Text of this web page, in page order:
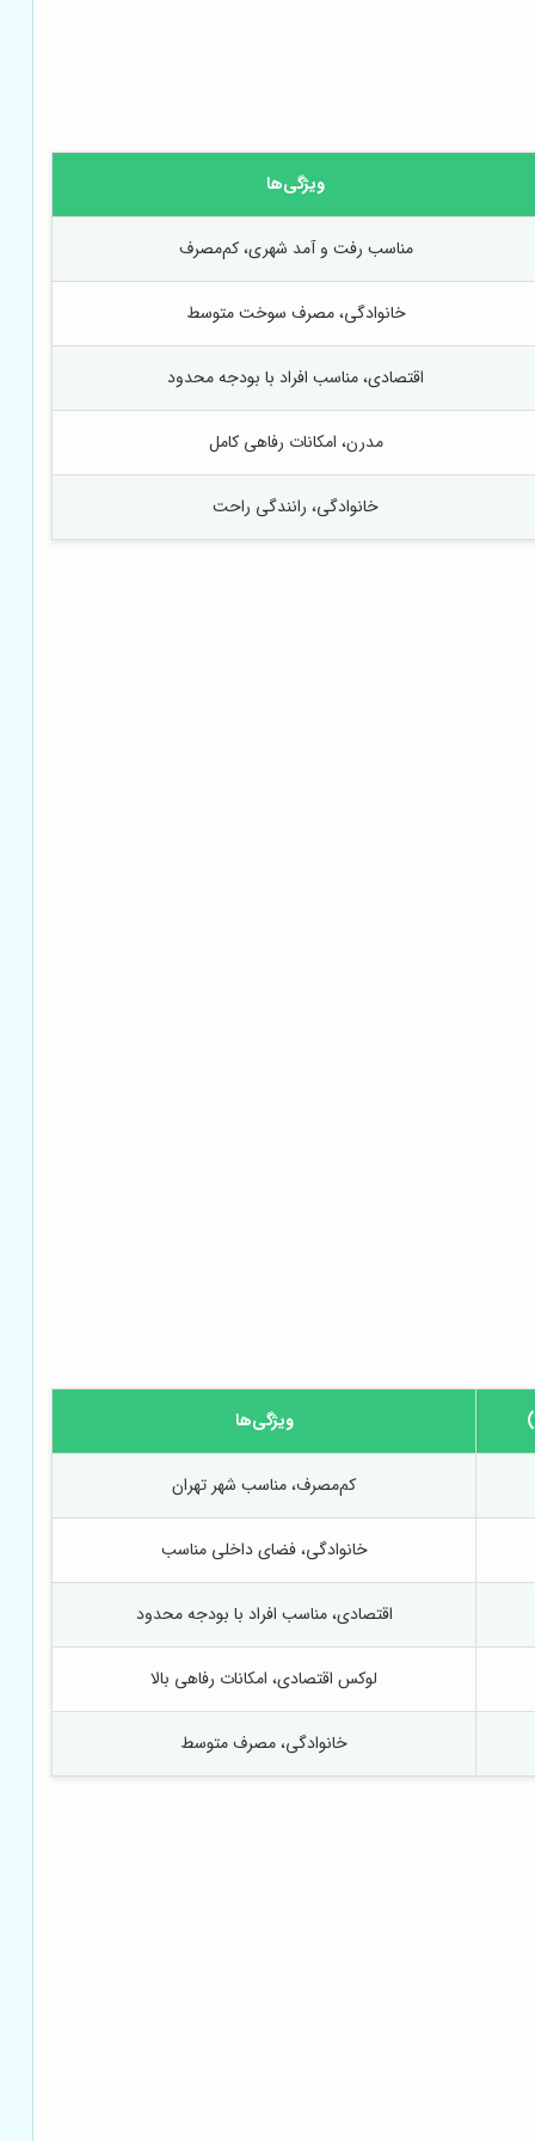
ویژگی‌ها
مناسب رفت و آمد شهری، کم‌مصرف
خانوادگی، مصرف سوخت متوسط
اقتصادی، مناسب افراد با بودجه محدود
مدرن، امکانات رفاهی کامل
خانوادگی، رانندگی راحت
ویژگی‌ها
کم‌مصرف، مناسب شهر تهران
خانوادگی، فضای داخلی مناسب
اقتصادی، مناسب افراد با بودجه محدود
لوکس اقتصادی، امکانات رفاهی بالا
خانوادگی، مصرف متوسط